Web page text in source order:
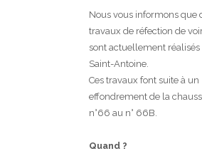
Nous vous informons que
travaux de réfection de
sont actuellement réalisés
Saint-Antoine.
Ces travaux font suite à un
effondrement de la
n°66 au n° 66B.
Quand ?